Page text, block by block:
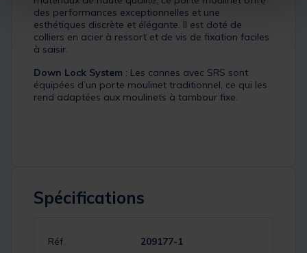
des performances exceptionnelles et une
esthétiques discrète et élégante. Il est doté de
colliers en acier à ressort et de vis de fixation faciles
à saisir.
Down Lock System : Les cannes avec SRS sont
équipées d’un porte moulinet traditionnel, ce qui les
rend adaptées aux moulinets à tambour fixe.
Spécifications
Réf.
209177-1